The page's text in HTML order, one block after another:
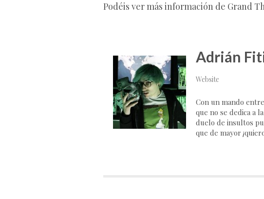
Podéis ver más información de Grand
Adrián
Website
Con un mando
que no se dedica a
duelo de insultos
que de mayor